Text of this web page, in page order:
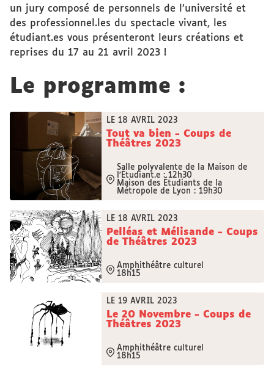
un jury composé de personnels de l’université et
des professionnel.les du spectacle vivant, les
étudiant.es vous présenteront leurs créations et
reprises du 17 au 21 avril 2023 !
Le programme :
LE 18 AVRIL 2023
Tout va bien - Coups de
Théâtres 2023
Salle polyvalente de la Maison de
l'Étudiant.e : 12h30
Maison des Étudiants de la
Métropole de Lyon : 19h30
LE 18 AVRIL 2023
Pelléas et Mélisande - Coups
de Théâtres 2023
Amphithéâtre culturel
18h15
LE 19 AVRIL 2023
Le 20 Novembre - Coups de
Théâtres 2023
Amphithéâtre culturel
18h15